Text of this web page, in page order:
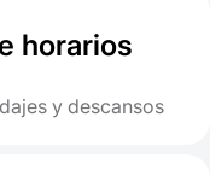
horarios
y descansos